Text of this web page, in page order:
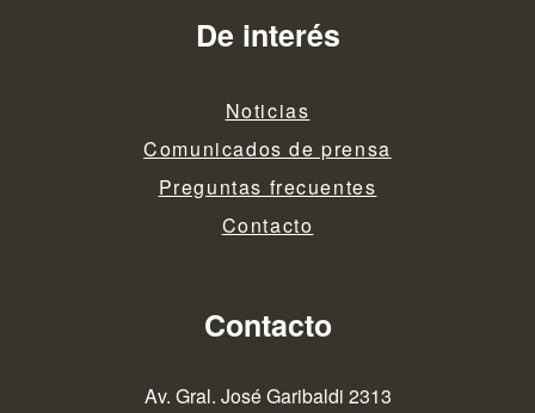
De interés
Noticias
Comunicados de prensa
Preguntas frecuentes
Contacto
Contacto
Av. Gral. José Garibaldi 2313